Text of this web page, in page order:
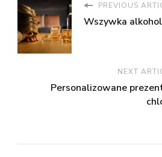
PREVIOUS
Wszywka
NEXT
Personalizowane